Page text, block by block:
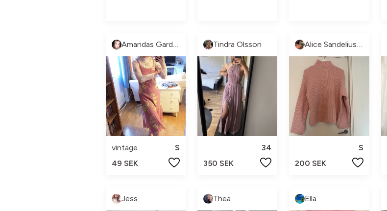
vintage
S
49 SEK
Tindra Olsson
34
350 SEK
S
200 SEK
Jess Thea Ella